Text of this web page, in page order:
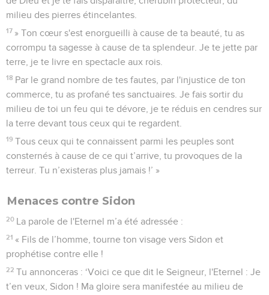
milieu des pierres étincelantes.
17 » Ton cœur s'est enorgueilli à cause de ta beauté, tu as
corrompu ta sagesse à cause de ta splendeur. Je te jette par
terre, je te livre en spectacle aux rois.
18 Par le grand nombre de tes fautes, par l'injustice de ton
commerce, tu as profané tes sanctuaires. Je fais sortir du
milieu de toi un feu qui te dévore, je te réduis en cendres sur
la terre devant tous ceux qui te regardent.
19 Tous ceux qui te connaissent parmi les peuples sont
consternés à cause de ce qui t’arrive, tu provoques de la
terreur. Tu n’existeras plus jamais !’ »
Menaces contre Sidon
20 La parole de l'Eternel m’a été adressée :
21 « Fils de l’homme, tourne ton visage vers Sidon et
prophétise contre elle !
22 Tu annonceras : ‘Voici ce que dit le Seigneur, l'Eternel : Je
t’en veux, Sidon ! Ma gloire sera manifestée au milieu de